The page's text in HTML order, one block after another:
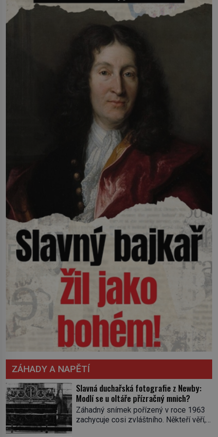
ZÁHADY A NAPĚTÍ
Slavná duchařská fotografie z Newby:
Modlí se u oltáře přízračný mnich?
Záhadný snímek pořízený v roce 1963
zachycuje cosi zvláštního. Někteří věří,